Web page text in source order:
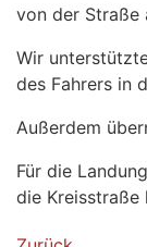
von der Straße
Wir
des Fahrers in
Außerdem
Für die
die